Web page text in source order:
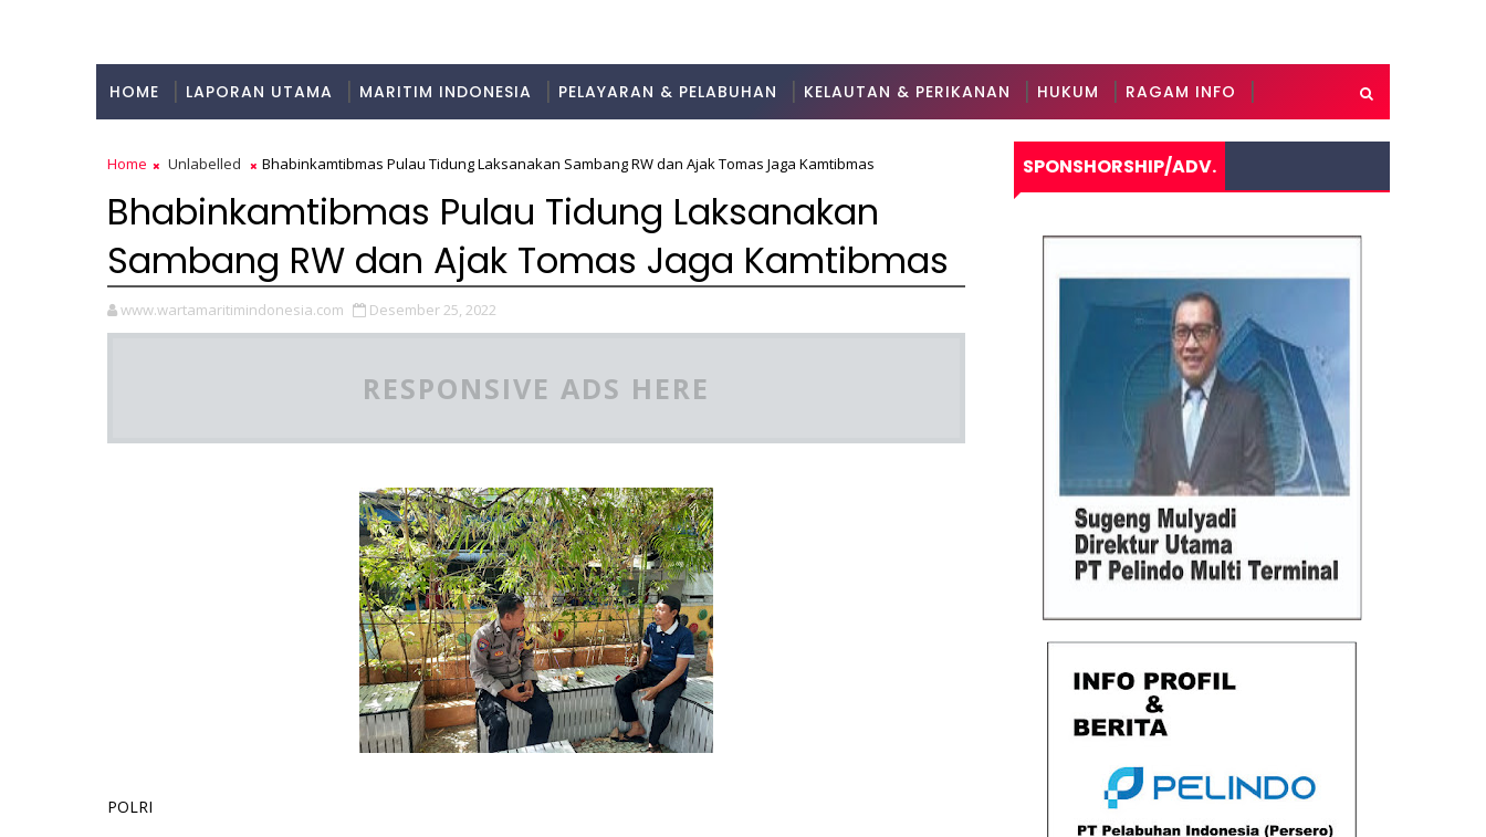
HOME LAPORAN UTAMA MARITIM INDONESIA PELAYARAN & PELABUHAN KELAUTAN & PERIKANAN HUKUM RAGAM INFO
Home Unlabelled Bhabinkamtibmas Pulau Tidung Laksanakan Sambang RW dan Ajak Tomas Jaga Kamtibmas
Bhabinkamtibmas Pulau Tidung Laksanakan
Sambang RW dan Ajak Tomas Jaga Kamtibmas
www.wartamaritimindonesia.com Desember 25, 2022
RESPONSIVE ADS HERE
POLRI
SPONSHORSHIP/ADV.